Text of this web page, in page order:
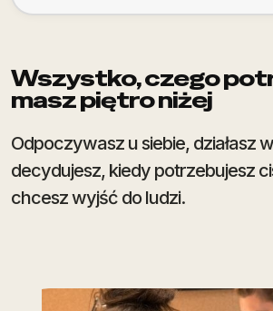
Wszystko, czego
masz piętro niżej
Odpoczywasz u siebie, działasz
decydujesz, kiedy potrzebujesz
chcesz wyjść do ludzi.